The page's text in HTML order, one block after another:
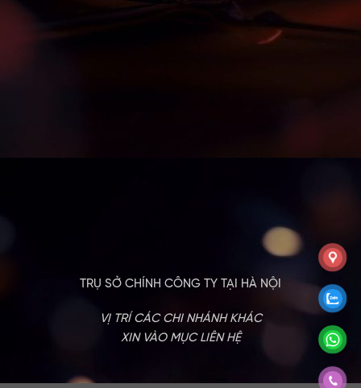
TRỤ SỞ CHÍNH CÔNG TY TẠI HÀ NỘI
VỊ TRÍ CÁC CHI NHÁNH KHÁC
XIN VÀO MỤC LIÊN HỆ